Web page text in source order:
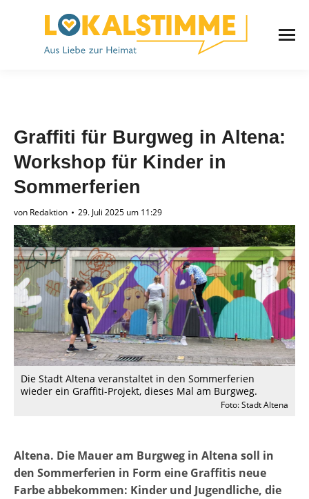
Graffiti für Burgweg in Altena:
Workshop für Kinder in
Sommerferien
von Redaktion 29. Juli 2025 um 11:29
Die Stadt Altena veranstaltet in den Sommerferien
wieder ein Graffiti-Projekt, dieses Mal am Burgweg.
Foto: Stadt Altena
Altena. Die Mauer am Burgweg in Altena soll in
den Sommerferien in Form eine Graffitis neue
Farbe abbekommen: Kinder und Jugendliche, die